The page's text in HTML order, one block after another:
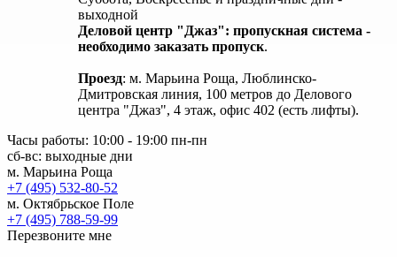
выходной
Деловой центр "Джаз": пропускная система -
необходимо заказать пропуск.
Проезд: м. Марьина Роща, Люблинско-
Дмитровская линия, 100 метров до Делового
центра "Джаз", 4 этаж, офис 402 (есть лифты).
Часы работы: 10:00 - 19:00 пн-пн
сб-вс: выходные дни
м. Марьина Роща
+7 (495) 532-80-52
м. Октябрьское Поле
+7 (495) 788-59-99
Перезвоните мне